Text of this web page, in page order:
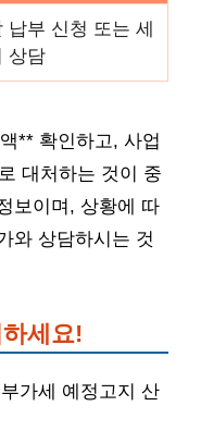
납부 신청 또는 세
상담
** 확인하고, 사업
대처하는 것이 중
보이며, 상황에 따
와 상담하시는 것
세요!
가세 예정고지 산